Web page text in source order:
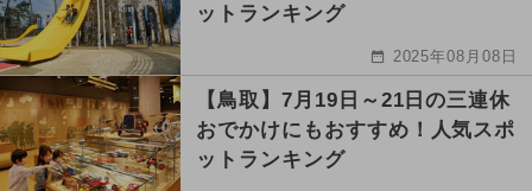
ットランキング
2025年08月08日
【鳥取】7月19日～21日の三連休
おでかけにもおすすめ！人気スポ
ットランキング